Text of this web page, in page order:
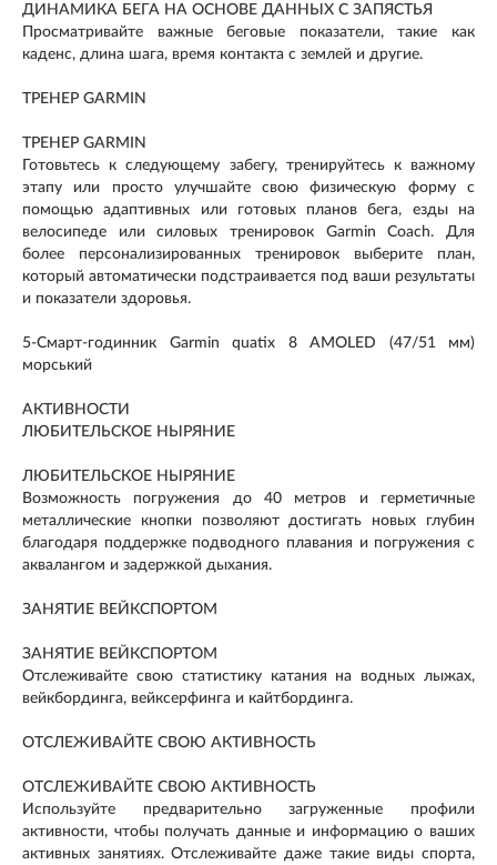
ДИНАМИКА БЕГА НА ОСНОВЕ ДАННЫХ С ЗАПЯСТЬЯ
Просматривайте важные беговые показатели, такие как
каденс, длина шага, время контакта с землей и другие.
ТРЕНЕР GARMIN
ТРЕНЕР GARMIN
Готовьтесь к следующему забегу, тренируйтесь к важному
этапу или просто улучшайте свою физическую форму с
помощью адаптивных или готовых планов бега, езды на
велосипеде или силовых тренировок Garmin Coach. Для
более персонализированных тренировок выберите план,
который автоматически подстраивается под ваши результаты
и показатели здоровья.
5-Смарт-годинник Garmin quatix 8 AMOLED (47/51 мм)
морський
АКТИВНОСТИ
ЛЮБИТЕЛЬСКОЕ НЫРЯНИЕ
ЛЮБИТЕЛЬСКОЕ НЫРЯНИЕ
Возможность погружения до 40 метров и герметичные
металлические кнопки позволяют достигать новых глубин
благодаря поддержке подводного плавания и погружения с
аквалангом и задержкой дыхания.
ЗАНЯТИЕ ВЕЙКСПОРТОМ
ЗАНЯТИЕ ВЕЙКСПОРТОМ
Отслеживайте свою статистику катания на водных лыжах,
вейкбординга, вейксерфинга и кайтбординга.
ОТСЛЕЖИВАЙТЕ СВОЮ АКТИВНОСТЬ
ОТСЛЕЖИВАЙТЕ СВОЮ АКТИВНОСТЬ
Используйте предварительно загруженные профили
активности, чтобы получать данные и информацию о ваших
активных занятиях. Отслеживайте даже такие виды спорта,